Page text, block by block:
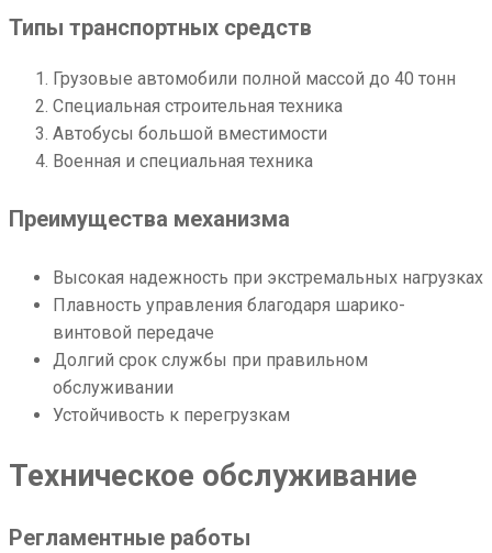
Типы транспортных средств
Грузовые автомобили полной массой до 40 тонн
Специальная строительная техника
Автобусы большой вместимости
Военная и специальная техника
Преимущества механизма
Высокая надежность при экстремальных нагрузках
Плавность управления благодаря шарико-
винтовой передаче
Долгий срок службы при правильном
обслуживании
Устойчивость к перегрузкам
Техническое обслуживание
Регламентные работы